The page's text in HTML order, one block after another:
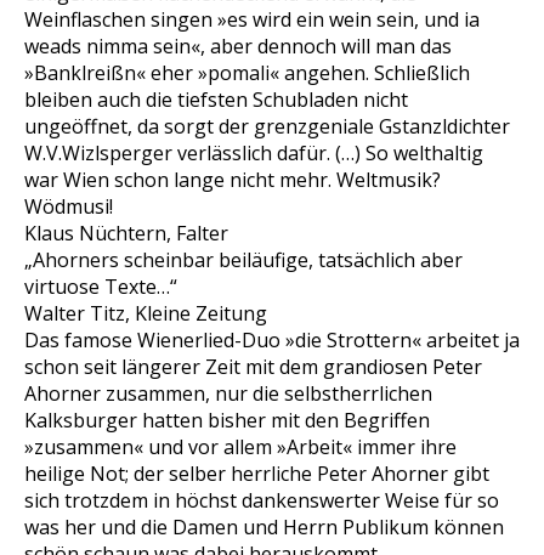
Weinflaschen singen »es wird ein wein sein, und ia
weads nimma sein«, aber dennoch will man das
»Banklreißn« eher »pomali« angehen. Schließlich
bleiben auch die tiefsten Schubladen nicht
ungeöffnet, da sorgt der grenzgeniale Gstanzldichter
W.V.Wizlsperger verlässlich dafür. (…) So welthaltig
war Wien schon lange nicht mehr. Weltmusik?
Wödmusi!
Klaus Nüchtern, Falter
„Ahorners scheinbar beiläufige, tatsächlich aber
virtuose Texte…“
Walter Titz, Kleine Zeitung
Das famose Wienerlied-Duo »die Strottern« arbeitet ja
schon seit längerer Zeit mit dem grandiosen Peter
Ahorner zusammen, nur die selbstherrlichen
Kalksburger hatten bisher mit den Begriffen
»zusammen« und vor allem »Arbeit« immer ihre
heilige Not; der selber herrliche Peter Ahorner gibt
sich trotzdem in höchst dankenswerter Weise für so
was her und die Damen und Herrn Publikum können